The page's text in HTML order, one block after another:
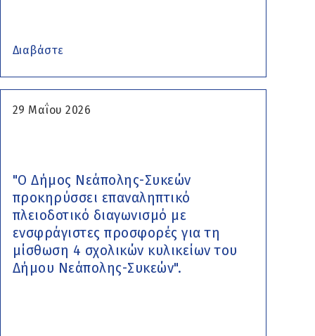
Διαβάστε
29 Μαΐου 2026
"Ο Δήμος Νεάπολης-Συκεών
προκηρύσσει επαναληπτικό
πλειοδοτικό διαγωνισμό με
ενσφράγιστες προσφορές για τη
μίσθωση 4 σχολικών κυλικείων του
Δήμου Νεάπολης-Συκεών".